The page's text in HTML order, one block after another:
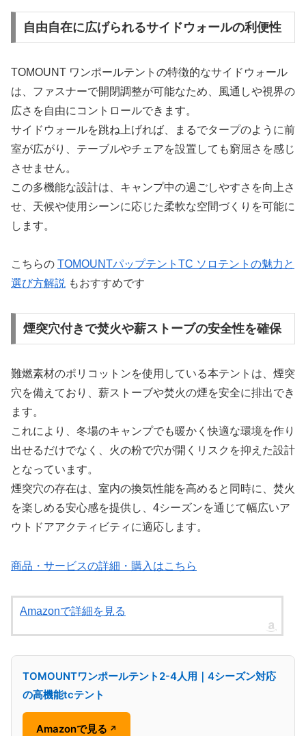
自由自在に広げられるサイドウォールの利便性
TOMOUNT ワンポールテントの特徴的なサイドウォール
は、ファスナーで開閉調整が可能なため、風通しや視界の
広さを自由にコントロールできます。
サイドウォールを跳ね上げれば、まるでタープのように前
室が広がり、テーブルやチェアを設置しても窮屈さを感じ
させません。
この多機能な設計は、キャンプ中の過ごしやすさを向上さ
せ、天候や使用シーンに応じた柔軟な空間づくりを可能に
します。
こちらの TOMOUNTパップテントTC ソロテントの魅力と
選び方解説 もおすすめです
煙突穴付きで焚火や薪ストーブの安全性を確保
難燃素材のポリコットンを使用している本テントは、煙突
穴を備えており、薪ストーブや焚火の煙を安全に排出でき
ます。
これにより、冬場のキャンプでも暖かく快適な環境を作り
出せるだけでなく、火の粉で穴が開くリスクを抑えた設計
となっています。
煙突穴の存在は、室内の換気性能を高めると同時に、焚火
を楽しめる安心感を提供し、4シーズンを通じて幅広いア
ウトドアアクティビティに適応します。
商品・サービスの詳細・購入はこちら
Amazonで詳細を見る
TOMOUNTワンポールテント2-4人用｜4シーズン対応
の高機能tcテント
Amazonで見る ↗